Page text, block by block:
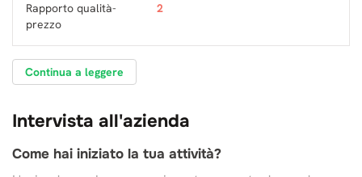
Rapporto qualità-
prezzo
2
Continua a leggere
Intervista all'azienda
Come hai iniziato la tua attività?